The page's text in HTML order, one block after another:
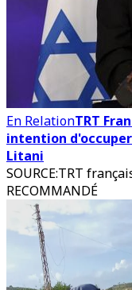
En RelationTRT
intention
Litani
SOURCE:TRT
RECOMMANDÉ